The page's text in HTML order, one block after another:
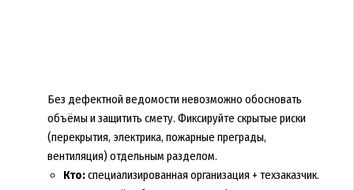
Без дефектной ведомости невозможно обосновать
объёмы и защитить смету. Фиксируйте скрытые риски
(перекрытия, электрика, пожарные преграды,
вентиляция) отдельным разделом.
Кто:специализированная организация + техзаказчик.